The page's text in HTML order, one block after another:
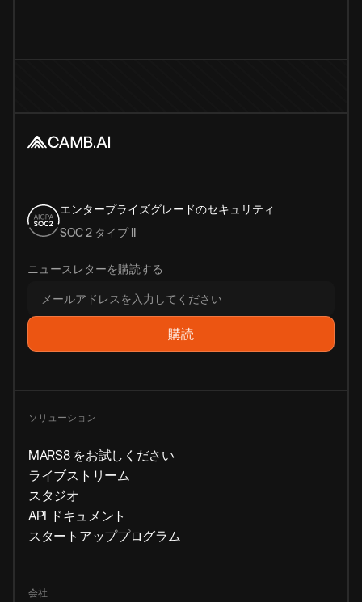
エンタープライズグレードのセキュリティ
SOC 2 タイプ II
ニュースレターを購読する
ソリューション
MARS8 をお試しください
ライブストリーム
スタジオ
API ドキュメント
スタートアッププログラム
会社